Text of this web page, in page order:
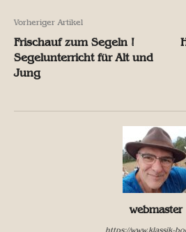
Vorheriger Artikel
Frischauf zum Segeln !
Segelunterricht für Alt und
Jung
webmaster